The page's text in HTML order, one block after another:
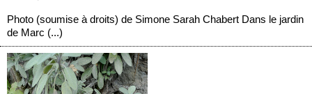
Photo (soumise à droits) de Simone Sarah Chabert Dans le jardin
de Marc (...)